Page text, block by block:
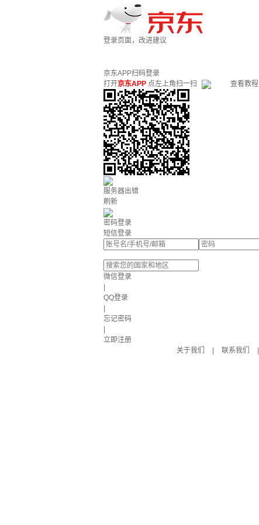
登录页面，改进建议
京东APP扫码登录
打开京东APP 点左上角扫一扫 查看教程
服务器出错
刷新
密码登录
短信登录
微信登录
QQ登录
忘记密码
立即注册
关于我们
联系我们